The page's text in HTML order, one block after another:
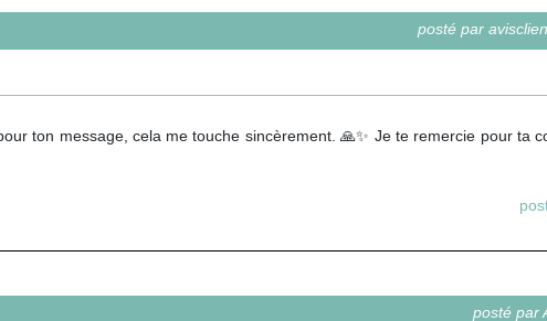
posté par
ton message, cela me touche sincèrement. 🙏✨ Je te remercie pour ta
posté par